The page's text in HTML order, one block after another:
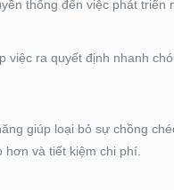
thống đến việc phát triển
ra quyết định nhanh
giúp loại bỏ sự chồng
và tiết kiệm chi phí.